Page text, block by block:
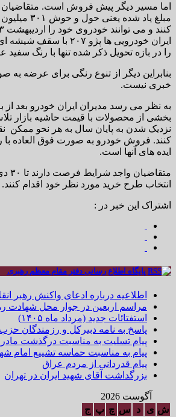
اما مسیر دیگر پیش فروش است.
مبلغ یاد شده
ایران خودرویی ها پژو ۲۰۷
را در بازه تحویل ذکر شده تنها با رنگ
بنابراین دیگر از تنوع رنگی برای عرضه
خبری نیست.
به نظر می رسد مدیران ایران خودرو بعد از
بخشی از محصولات با قیمت حاشیه بازار
نزدیک شدن به پایان سال به هر نحو ممکن
کنند. فروش خودرو به صورت فوق العاده با
ایده های آنها است.
انتخاب طرح خرید مورد نظر خود اقدام کنند.
اشتراک این خبر در :
پایگاه اطلاع رسانی دفتر مقام معظم رهبری
اطلاعیه درباره ادعای واکنش رهبر
مراسم اربعین در جوار محل شهادت
استفتائات جدید (مرداد ماه ۱۴۰۵)
پاسخ به نامه دبیرکل و رزمندگان
پیام تسلیت به مناسبت درگذشت
پیام به مناسبت حماسه تشییع امام
پیام قدردانی از مردم عراق
بزرگداشت آقای شهید ایران در تهران
آگوست 2026
ش ی د س چ پ ج